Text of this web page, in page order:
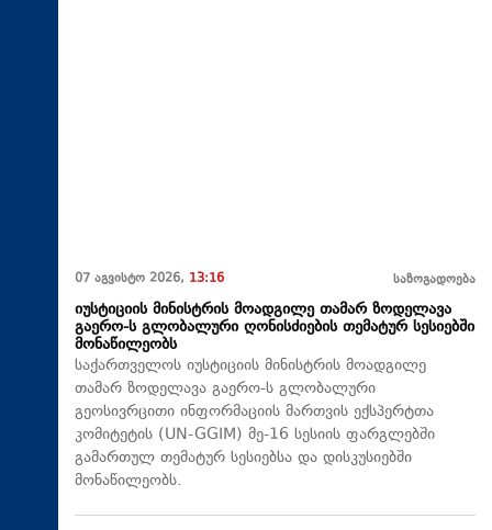
07 აგვისტო 2026, 13:16 საზოგადოება
იუსტიციის მინისტრის მოადგილე თამარ ზოდელავა
გაერო-ს გლობალური ღონისძიების თემატურ სესიებში
მონაწილეობს
საქართველოს იუსტიციის მინისტრის მოადგილე
თამარ ზოდელავა გაერო-ს გლობალური
გეოსივრცითი ინფორმაციის მართვის ექსპერტთა
კომიტეტის (UN-GGIM) მე-16 სესიის ფარგლებში
გამართულ თემატურ სესიებსა და დისკუსიებში
მონაწილეობს.